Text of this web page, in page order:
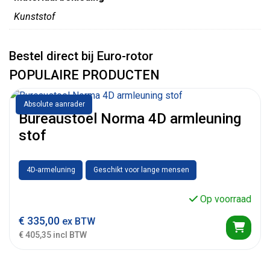
Kunststof
Bestel direct bij Euro-rotor
POPULAIRE PRODUCTEN
Absolute aanrader
Bureaustoel Norma 4D armleuning
stof
4D-armeluning Geschikt voor lange mensen
Op voorraad
€ 335,00 ex BTW
€ 405,35 incl BTW